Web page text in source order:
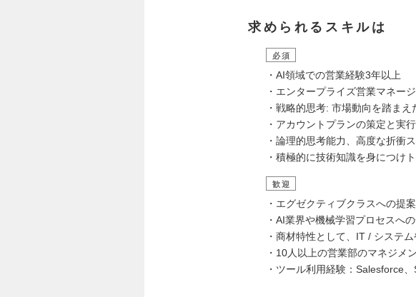
求められるスキルは
必須
・AI領域での営業経験3年以上
・エンタープライズ営業マネー
・戦略的思考: 市場動向を踏ま
・アカウントプランの策定と実
・論理的思考能力、高度な折衝
・積極的に技術知識を身につけ
歓迎
・エグゼクティブクラスへの提
・AI業界や機械学習プロセスへ
・商材特性として、IT / システ
・10人以上の営業部のマネジメ
・ツール利用経験：Salesforce